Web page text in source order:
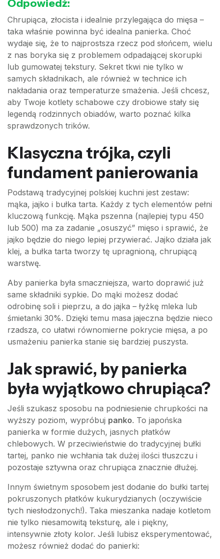
Odpowiedź:
Chrupiąca, złocista i idealnie przylegająca do mięsa –
taka właśnie powinna być idealna panierka. Choć
wydaje się, że to najprostsza rzecz pod słońcem, wielu
z nas boryka się z problemem odpadającej skorupki
lub gumowatej tekstury. Sekret tkwi nie tylko w
samych składnikach, ale również w technice ich
nakładania oraz temperaturze smażenia. Jeśli chcesz,
aby Twoje kotlety schabowe czy drobiowe stały się
legendą rodzinnych obiadów, warto poznać kilka
sprawdzonych trików.
Klasyczna trójka, czyli
fundament panierowania
Podstawą tradycyjnej polskiej kuchni jest zestaw:
mąka, jajko i bułka tarta. Każdy z tych elementów pełni
kluczową funkcję. Mąka pszenna (najlepiej typu 450
lub 500) ma za zadanie „osuszyć” mięso i sprawić, że
jajko będzie do niego lepiej przywierać. Jajko działa jak
klej, a bułka tarta tworzy tę upragnioną, chrupiącą
warstwę.
Aby panierka była smaczniejsza, warto doprawić już
same składniki sypkie. Do mąki możesz dodać
odrobinę soli i pieprzu, a do jajka – łyżkę mleka lub
śmietanki 30%. Dzięki temu masa jajeczna będzie nieco
rzadsza, co ułatwi równomierne pokrycie mięsa, a po
usmażeniu panierka stanie się bardziej puszysta.
Jak sprawić, by panierka
była wyjątkowo chrupiąca?
Jeśli szukasz sposobu na podniesienie chrupkości na
wyższy poziom, wypróbuj panko. To japońska
panierka w formie dużych, jasnych płatków
chlebowych. W przeciwieństwie do tradycyjnej bułki
tartej, panko nie wchłania tak dużej ilości tłuszczu i
pozostaje sztywna oraz chrupiąca znacznie dłużej.
Innym świetnym sposobem jest dodanie do bułki tartej
pokruszonych płatków kukurydzianych (oczywiście
tych niesłodzonych!). Taka mieszanka nadaje kotletom
nie tylko niesamowitą teksturę, ale i piękny,
intensywnie złoty kolor. Jeśli lubisz eksperymentować,
możesz również dodać do panierki: